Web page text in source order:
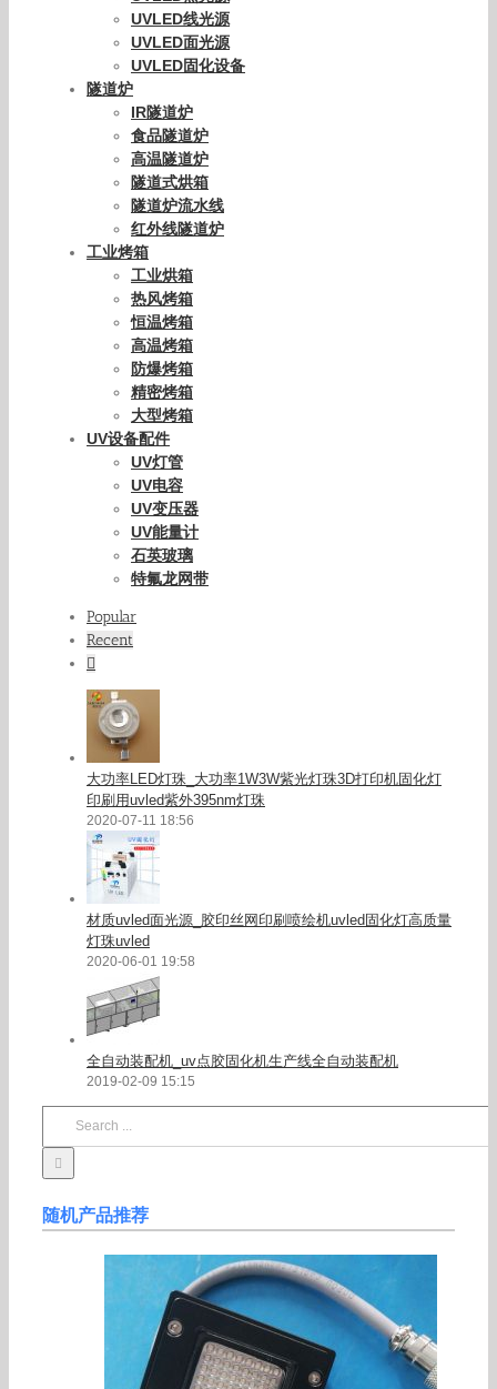
UVLED线光源
UVLED面光源
UVLED固化设备
隧道炉
IR隧道炉
食品隧道炉
高温隧道炉
隧道式烘箱
隧道炉流水线
红外线隧道炉
工业烤箱
工业烘箱
热风烤箱
恒温烤箱
高温烤箱
防爆烤箱
精密烤箱
大型烤箱
UV设备配件
UV灯管
UV电容
UV变压器
UV能量计
石英玻璃
特氟龙网带
Popular
Recent
大功率LED灯珠_大功率1W3W紫光灯珠3D打印机固化灯
印刷用uvled紫外395nm灯珠
2020-07-11 18:56
材质uvled面光源_胶印丝网印刷喷绘机uvled固化灯高质量
灯珠uvled
2020-06-01 19:58
全自动装配机_uv点胶固化机生产线全自动装配机
2019-02-09 15:15
随机产品推荐